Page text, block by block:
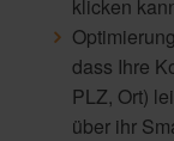
klicken
dass Ihre
PLZ, Ort)
über ihr